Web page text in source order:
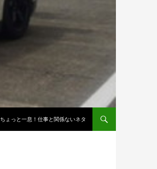
ちょっと一息！仕事と関係ないネタ